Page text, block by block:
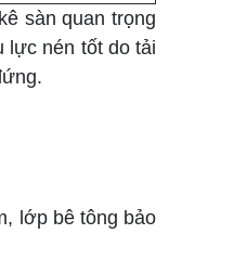
sàn quan trọng
lực nén tốt do tải
lớp bê tông bảo